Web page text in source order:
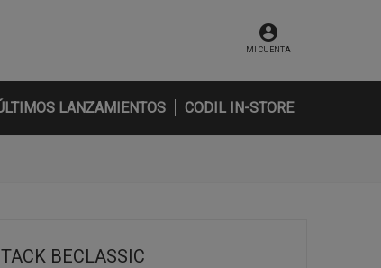
MI CUENTA
LANZAMIENTOS CODIL IN-STORE
BECLASSIC